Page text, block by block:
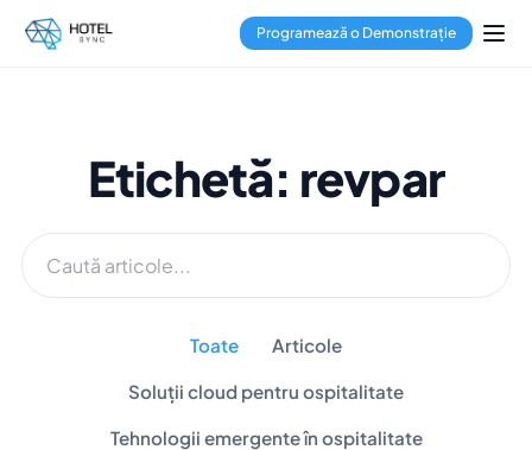
Programează o Demonstrație
Etichetă: revpar
Toate Articole
Soluții cloud pentru ospitalitate
Tehnologii emergente în ospitalitate